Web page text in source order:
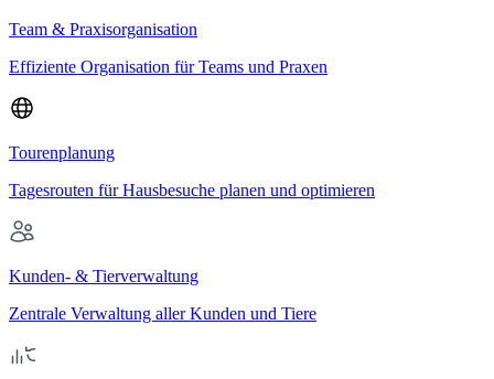
Team & Praxisorganisation
Effiziente Organisation für Teams und Praxen
Tourenplanung
Tagesrouten für Hausbesuche planen und optimieren
Kunden- & Tierverwaltung
Zentrale Verwaltung aller Kunden und Tiere